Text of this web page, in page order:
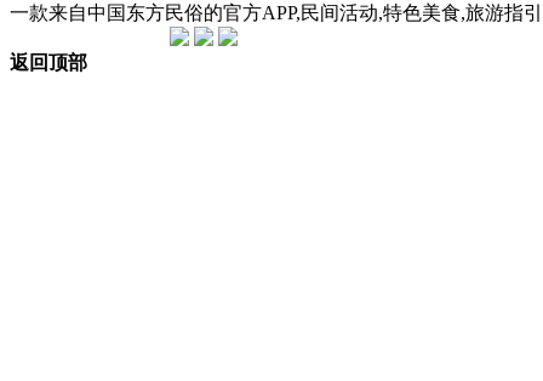
一款来自中国东方民俗的官方APP,民间活动,特色美食,旅游
返回顶部